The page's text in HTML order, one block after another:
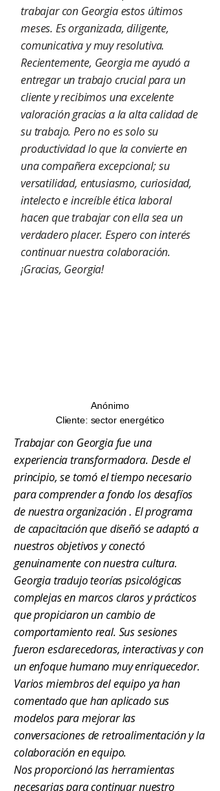
trabajar con Georgia estos últimos
meses. Es organizada, diligente,
comunicativa y muy resolutiva.
Recientemente, Georgia me ayudó a
entregar un trabajo crucial para un
cliente y recibimos una excelente
valoración gracias a la alta calidad de
su trabajo. Pero no es solo su
productividad lo que la convierte en
una compañera excepcional; su
versatilidad, entusiasmo, curiosidad,
intelecto e increíble ética laboral
hacen que trabajar con ella sea un
verdadero placer. Espero con interés
continuar nuestra colaboración.
¡Gracias, Georgia!
Anónimo
Cliente: sector energético
Trabajar con Georgia fue una
experiencia transformadora. Desde el
principio,se tomó el tiempo necesario
para comprender a fondo los desafíos
de nuestra organización. El programa
de capacitación que diseñó se adaptó a
nuestros objetivos y conectó
genuinamente con nuestra cultura.
Georgia tradujo teorías psicológicas
complejas en marcos claros y prácticos
que propiciaron un cambio de
comportamiento real. Sus sesiones
fueron esclarecedoras, interactivas y con
un enfoque humano muy enriquecedor.
Varios miembros del equipo ya han
comentado que han aplicado sus
modelos para mejorar las
conversaciones de retroalimentación y la
colaboración en equipo.
Nos proporcionó las herramientas
necesarias para continuar nuestro